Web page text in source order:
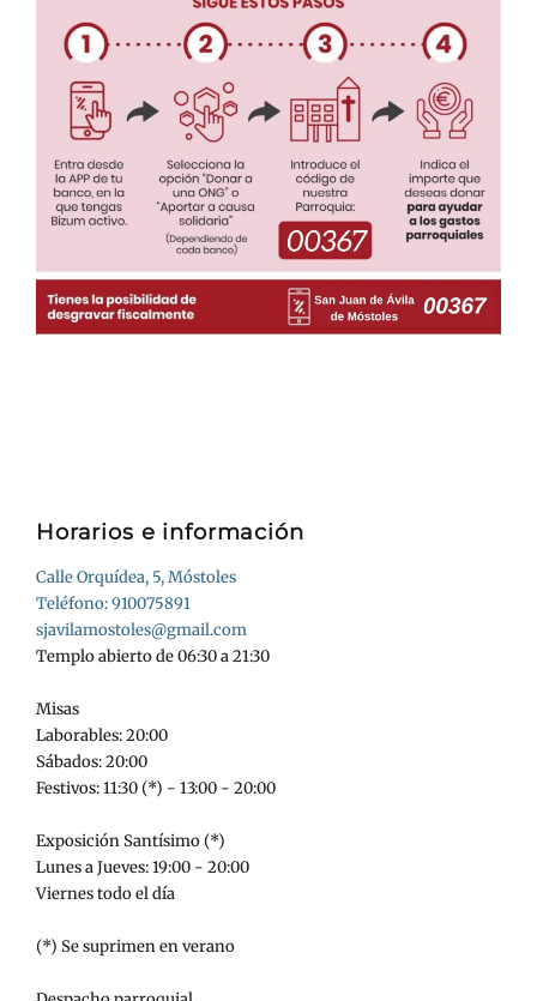
Horarios e información
Calle Orquídea, 5, Móstoles
Teléfono: 910075891
sjavilamostoles@gmail.com
Templo abierto de 06:30 a 21:30
Misas
Laborables: 20:00
Sábados: 20:00
Festivos: 11:30 (*) - 13:00 - 20:00
Exposición Santísimo (*)
Lunes a Jueves: 19:00 - 20:00
Viernes todo el día
(*) Se suprimen en verano